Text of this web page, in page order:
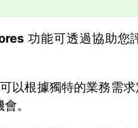
功能可透過協助您
以根據獨特的業務需
。